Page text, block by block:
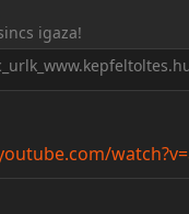
╣ ═ › ↓ ± · ← → ∟ ↨
igaza!